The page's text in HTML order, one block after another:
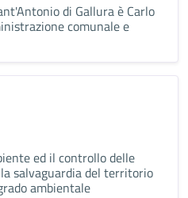
di Gallura è Carlo
comunale e
ed il controllo delle
salvaguardia del territorio
ambientale